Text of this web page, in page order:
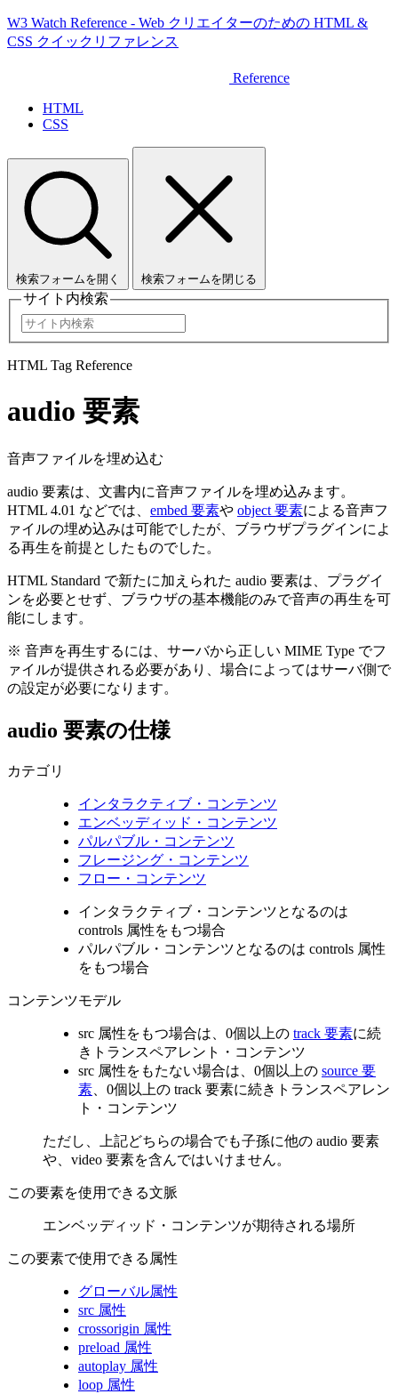
W3 Watch Reference - Web クリエイターのための HTML &
CSS クイックリファレンス
Reference
HTML
CSS
検索フォームを開く 検索フォームを閉じる
サイト内検索
HTML Tag Reference
audio 要素
音声ファイルを埋め込む
audio 要素は、文書内に音声ファイルを埋め込みます。
HTML 4.01 などでは、 embed 要素や object 要素による音声フ
ァイルの埋め込みは可能でしたが、ブラウザプラグインによ
る再生を前提としたものでした。
HTML Standard で新たに加えられた audio 要素は、プラグイ
ンを必要とせず、ブラウザの基本機能のみで音声の再生を可
能にします。
※ 音声を再生するには、サーバから正しい MIME Type でフ
ァイルが提供される必要があり、場合によってはサーバ側で
の設定が必要になります。
audio 要素の仕様
カテゴリ
インタラクティブ・コンテンツ
エンベッディッド・コンテンツ
パルパブル・コンテンツ
フレージング・コンテンツ
フロー・コンテンツ
インタラクティブ・コンテンツとなるのは
controls 属性をもつ場合
パルパブル・コンテンツとなるのは controls 属性
をもつ場合
コンテンツモデル
src 属性をもつ場合は、0個以上の track 要素に続
きトランスペアレント・コンテンツ
src 属性をもたない場合は、0個以上の source 要
素 、0個以上の track 要素に続きトランスペアレン
ト・コンテンツ
ただし、上記どちらの場合でも子孫に他の audio 要素
や、video 要素を含んではいけません。
この要素を使用できる文脈
エンベッディッド・コンテンツが期待される場所
この要素で使用できる属性
グローバル属性
src 属性
crossorigin 属性
preload 属性
autoplay 属性
loop 属性